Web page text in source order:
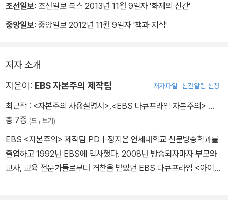
조선일보: 조선일보 북스 2013년 11월 9일자 '화제의 신간'
중앙일보: 중앙일보 2012년 11월 9일자 '책과 지식'
저자 소개
지은이: EBS 자본주의 제작팀 저자파일 신간알림 신청
최근작 : <자본주의 사용설명서>,<EBS 다큐프라임 자본주의> …
총 7종 (모두보기)
EBS <자본주의> 제작팀 PD｜정지은 연세대학교 신문방송학과를
졸업하고 1992년 EBS에 입사했다. 2008년 방송되자마자 부모와
교사, 교육 전문가들로부터 격찬을 받았던 EBS 다큐프라임 <아이의